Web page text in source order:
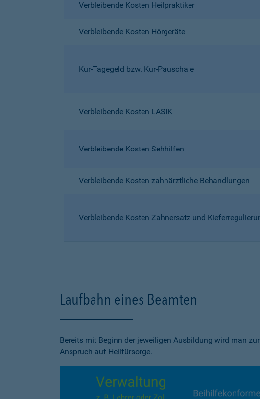
Verbleibende Kosten Heilpraktiker
Verbleibende Kosten Hörgeräte
Kur-Tagegeld bzw. Kur-Pauschale
Verbleibende Kosten LASIK
Verbleibende Kosten Sehhilfen
Verbleibende Kosten zahnärztliche Behandlungen
Verbleibende Kosten Zahnersatz und
Laufbahn eines Beamten
Bereits mit Beginn der jeweiligen Ausbildung wird man
Anspruch auf Heilfürsorge.